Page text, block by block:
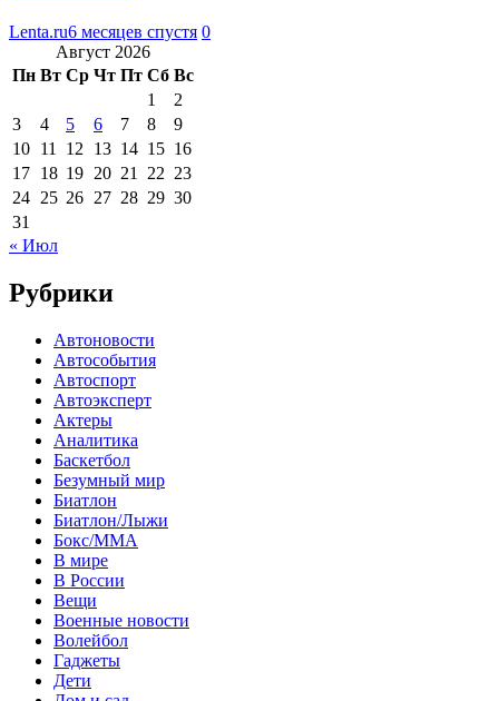
Lenta.ru6 месяцев спустя 0
Август 2026
Пн Вт Ср Чт Пт Сб Вс
1
2
3
4 5 6 7 8
9
10 11 12 13 14 15 16
17 18 19 20 21 22 23
24 25 26 27 28 29 30
31
« Июл
Рубрики
Автоновости
Автособытия
Автоспорт
Автоэксперт
Актеры
Аналитика
Баскетбол
Безумный мир
Биатлон
Биатлон/Лыжи
Бокс/MMA
В мире
В России
Вещи
Военные новости
Волейбол
Гаджеты
Дети